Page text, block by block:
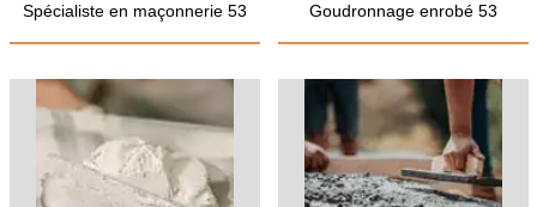
Spécialiste en maçonnerie 53 Goudronnage enrobé 53